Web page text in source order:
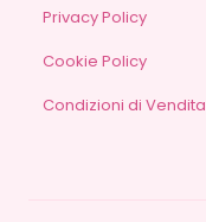
Privacy Policy
Cookie Policy
Condizioni di Vendita